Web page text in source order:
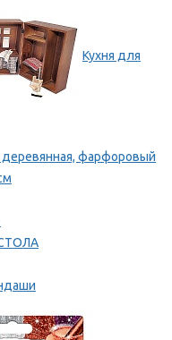
Кухня для
деревянная, фарфоровый